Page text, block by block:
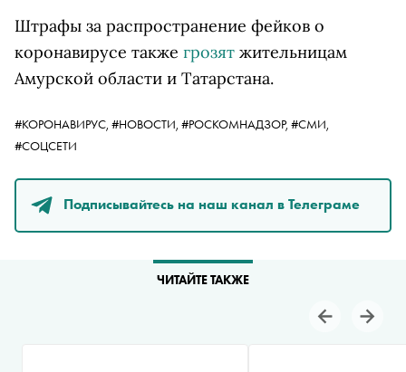
Штрафы за распространение фейков о
коронавирусе также грозят жительницам
Амурской области и Татарстана.
#КОРОНАВИРУС, #НОВОСТИ, #РОСКОМНАДЗОР, #СМИ,
#СОЦСЕТИ
Подписывайтесь на наш канал в Телеграме
ЧИТАЙТЕ ТАКЖЕ